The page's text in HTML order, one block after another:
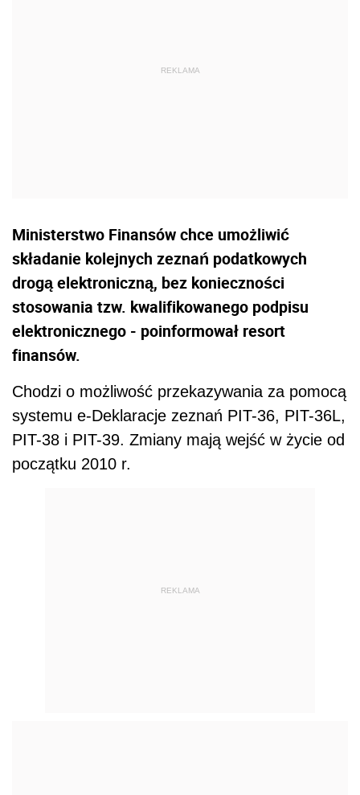
Ministerstwo Finansów chce umożliwić
składanie kolejnych zeznań podatkowych
drogą elektroniczną, bez konieczności
stosowania tzw. kwalifikowanego podpisu
elektronicznego - poinformował resort
finansów.
Chodzi o możliwość przekazywania za pomocą
systemu e-Deklaracje zeznań PIT-36, PIT-36L,
PIT-38 i PIT-39. Zmiany mają wejść w życie od
początku 2010 r.
REKLAMA